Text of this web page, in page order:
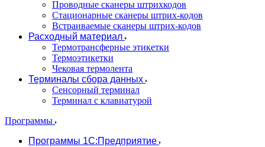
Проводные сканеры штрихкодов
Стационарные сканеры штрих-кодов
Встраиваемые сканеры штрих-кодов
Расходный материал
Термотрансферные этикетки
Термоэтикетки
Чековая термолента
Терминалы сбора данных
Сенсорный терминал
Терминал с клавиатурой
Программы
Программы 1С:Предприятие